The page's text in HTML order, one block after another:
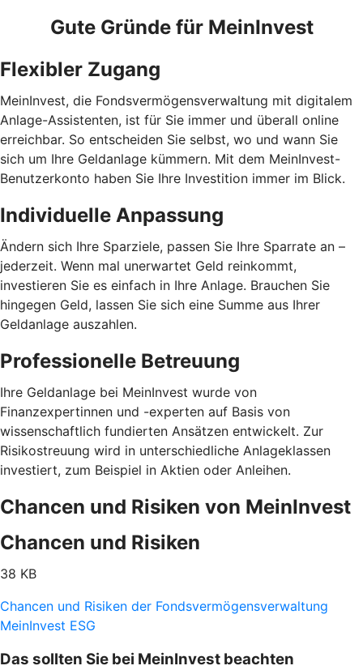
Gute Gründe für MeinInvest
Flexibler Zugang
MeinInvest, die Fondsvermögensverwaltung mit digitalem
Anlage-Assistenten, ist für Sie immer und überall online
erreichbar. So entscheiden Sie selbst, wo und wann Sie
sich um Ihre Geldanlage kümmern. Mit dem MeinInvest-
Benutzerkonto haben Sie Ihre Investition immer im Blick.
Individuelle Anpassung
Ändern sich Ihre Sparziele, passen Sie Ihre Sparrate an –
jederzeit. Wenn mal unerwartet Geld reinkommt,
investieren Sie es einfach in Ihre Anlage. Brauchen Sie
hingegen Geld, lassen Sie sich eine Summe aus Ihrer
Geldanlage auszahlen.
Professionelle Betreuung
Ihre Geldanlage bei MeinInvest wurde von
Finanzexpertinnen und -experten auf Basis von
wissenschaftlich fundierten Ansätzen entwickelt. Zur
Risikostreuung wird in unterschiedliche Anlageklassen
investiert, zum Beispiel in Aktien oder Anleihen.
Chancen und Risiken von MeinInvest
Chancen und Risiken
38 KB
Chancen und Risiken der Fondsvermögensverwaltung
MeinInvest ESG
Das sollten Sie bei MeinInvest beachten